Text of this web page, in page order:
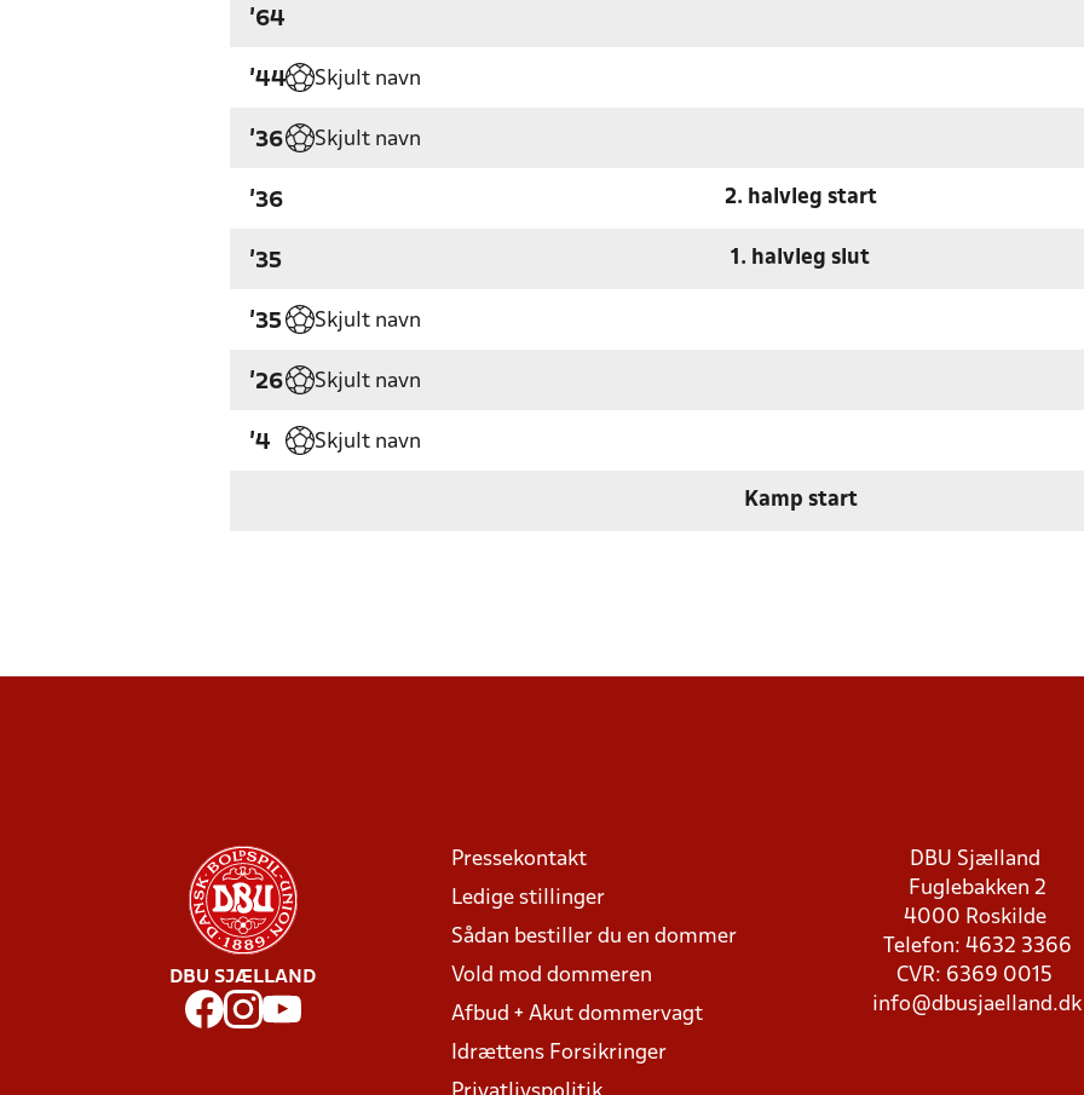
'64
'44 Skjult navn
'36 Skjult navn
'36 2. halvleg start
'35 1. halvleg slut
'35 Skjult navn
'26 Skjult navn
'4 Skjult navn
Kamp start
DBU SJÆLLAND
Pressekontakt
Ledige stillinger
Sådan bestiller du en dommer
Vold mod dommeren
Afbud + Akut dommervagt
Idrættens Forsikringer
DBU Sjælland
Fuglebakken 2
4000 Roskilde
Telefon: 4632 3366
CVR: 6369 0015
info@dbusjaelland.dk